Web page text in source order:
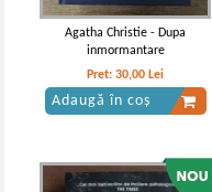
Agatha Christie - Dupa
inmormantare
Pret:30,00 Lei
Adaugă în coș